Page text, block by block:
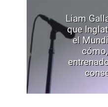
Liam
que
el